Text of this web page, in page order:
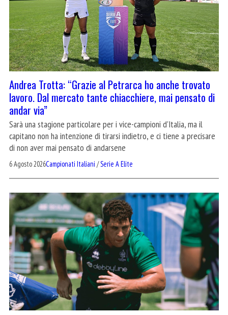
Andrea Trotta: “Grazie al Petrarca ho anche trovato
lavoro. Dal mercato tante chiacchiere, mai pensato di
andar via”
Sarà una stagione particolare per i vice-campioni d'Italia, ma il
capitano non ha intenzione di tirarsi indietro, e ci tiene a precisare
di non aver mai pensato di andarsene
6 Agosto 2026Campionati Italiani /Serie A Elite